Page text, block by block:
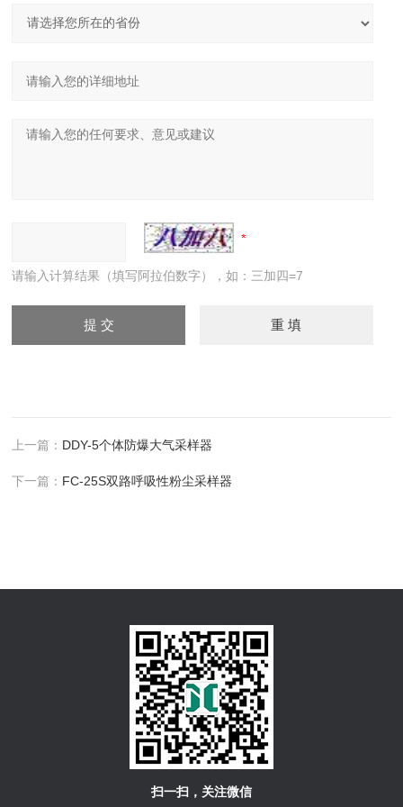
请输入计算结果（填写阿拉伯数字），如：三加四=7
上一篇： DDY-5个体防爆大气采样器
下一篇： FC-25S双路呼吸性粉尘采样器
扫一扫，关注微信